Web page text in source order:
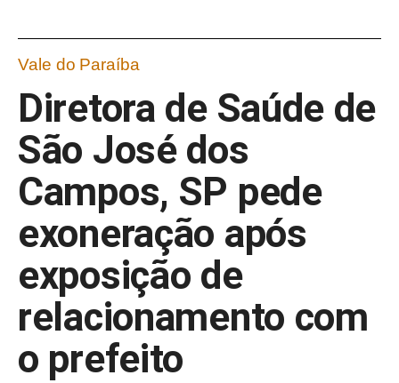
Vale do Paraíba
Diretora de Saúde de
São José dos
Campos, SP pede
exoneração após
exposição de
relacionamento com
o prefeito